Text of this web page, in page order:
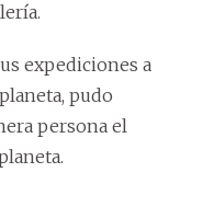
expediciones a
pudo
persona el